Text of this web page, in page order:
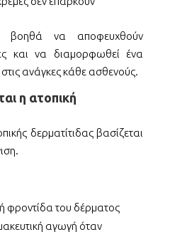
να αποφευχθούν
και να διαμορφωθεί ένα
ανάγκες κάθε ασθενούς.
η ατοπική
δερματίτιδας βασίζεται
φροντίδα του δέρματος
αγωγή όταν